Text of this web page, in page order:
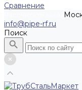
Сравнение
info@pipe-rf.ru
Поиск